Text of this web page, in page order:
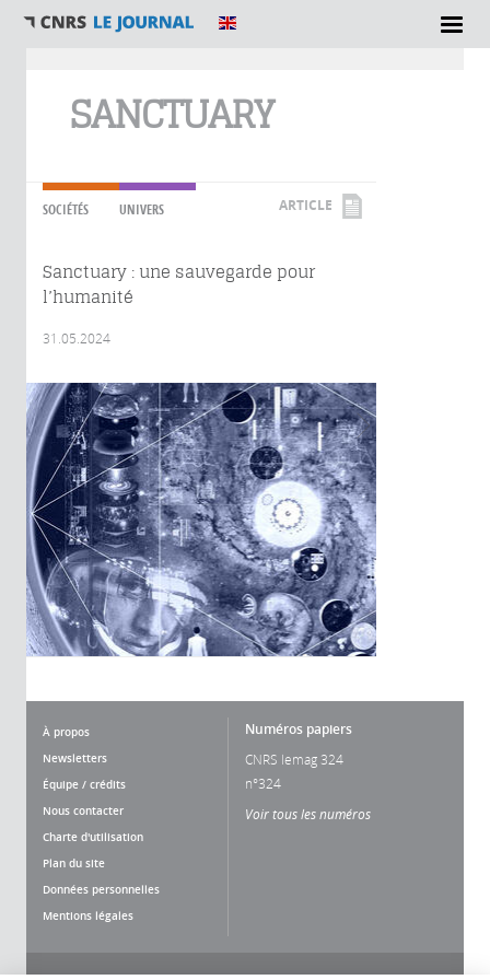
SANCTUARY
SOCIÉTÉS UNIVERS ARTICLE
Sanctuary : une sauvegarde pour
l’humanité
31.05.2024
À propos
Newsletters
Équipe / crédits
Nous contacter
Charte d'utilisation
Plan du site
Données personnelles
Mentions légales
Numéros papiers
CNRS lemag 324
n°324
Voir tous les numéros